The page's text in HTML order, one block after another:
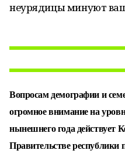
неурядицы минуют
Вопросам демографии и
огромное внимание на
нынешнего года действует
Правительстве республики